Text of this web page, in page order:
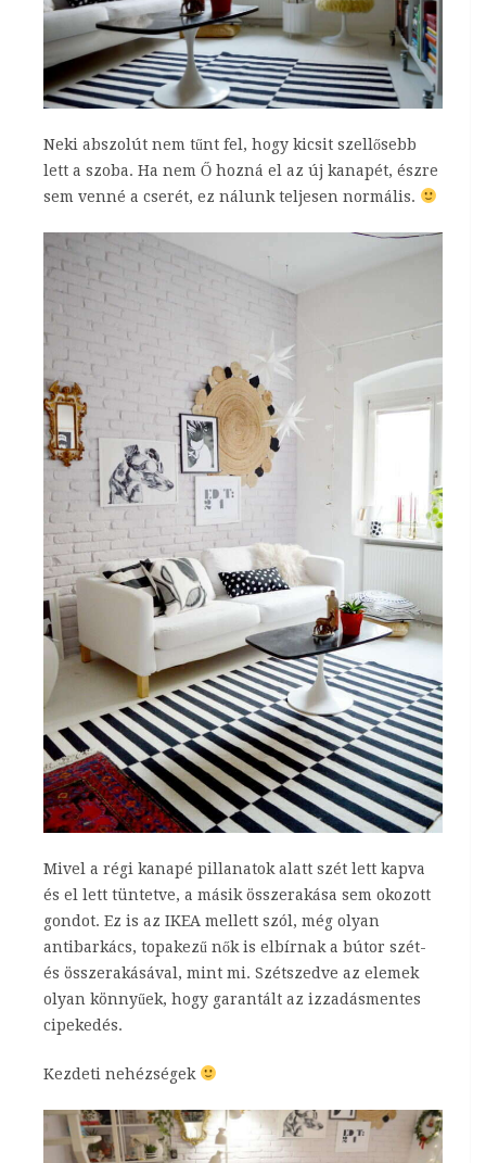
Neki abszolút nem tűnt fel, hogy kicsit szellősebb
lett a szoba. Ha nem Ő hozná el az új kanapét, észre
sem venné a cserét, ez nálunk teljesen normális.
Mivel a régi kanapé pillanatok alatt szét lett kapva
és el lett tüntetve, a másik összerakása sem okozott
gondot. Ez is az IKEA mellett szól, még olyan
antibarkács, topakezű nők is elbírnak a bútor szét-
és összerakásával, mint mi. Szétszedve az elemek
olyan könnyűek, hogy garantált az izzadásmentes
cipekedés.
Kezdeti nehézségek